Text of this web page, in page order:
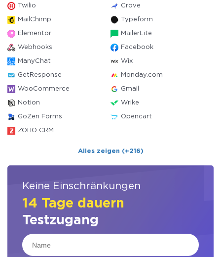
Twilio Crove
MailChimp Typeform
Elementor MailerLite
Webhooks Facebook
ManyChat Wix
GetResponse Monday.com
WooCommerce Gmail
Notion Wrike
GoZen Forms Opencart
ZOHO CRM
Alles zeigen (+216)
Keine Einschränkungen
14 Tage dauern
Testzugang